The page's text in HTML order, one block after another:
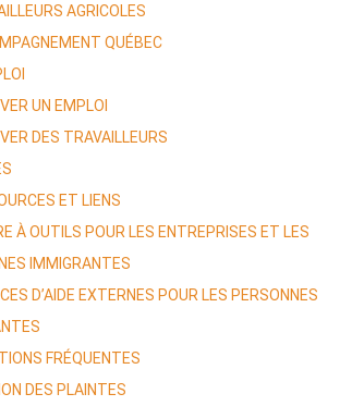
AGRICOLES
QUÉBEC
UN EMPLOI
DES TRAVAILLEURS
ET LIENS
À OUTILS POUR LES ENTREPRISES ET LES
IMMIGRANTES
D’AIDE EXTERNES POUR LES PERSONNES
FRÉQUENTES
DES PLAINTES